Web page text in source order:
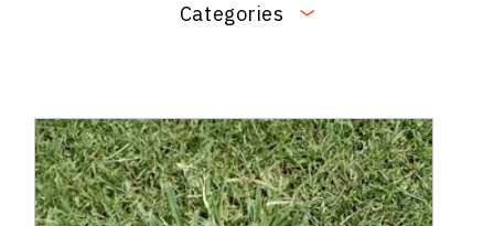
Categories